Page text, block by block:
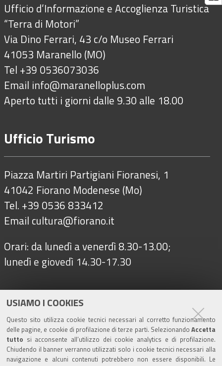
USIAMO I COOKIES
Questo sito utilizza cookie tecnici necessari al corretto funzionamento
delle pagine, e cookie di profilazione di terze parti. Selezionando Accetta
tutto si acconsente all’utilizzo dei cookie analytics e di profilazione.
Chiudendo il banner verranno utilizzati solo i cookie tecnici necessari alla
navigazione e alcuni contenuti potrebbero non essere disponibili. Le
Ufficio d’Informazione e Accoglienza Turistica
“Terra di Motori”
Via Dino Ferrari, 43 c/o Museo Ferrari
41053 Maranello (MO)
Tel +39 0536073036
Email info@maranelloplus.com
Aperto tutti i giorni dalle 9.30 alle 18.00
Ufficio Turismo
Piazza Martiri Partigiani Fioranesi, 1
41042 Fiorano Modenese (Mo)
Tel. +39 0536 833412
Email cultura@fiorano.it
Orari: da lunedì a venerdì 8.30-13.00;
lunedì e giovedì 14.30-17.30
Seguici su
Turismo